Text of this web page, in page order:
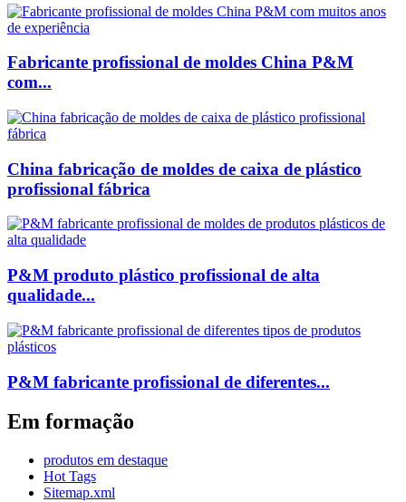
Fabricante profissional de moldes China P&M
com...
China fabricação de moldes de caixa de plástico
profissional fábrica
P&M produto plástico profissional de alta
qualidade...
P&M fabricante profissional de diferentes...
Em formação
produtos em destaque
Hot Tags
Sitemap.xml